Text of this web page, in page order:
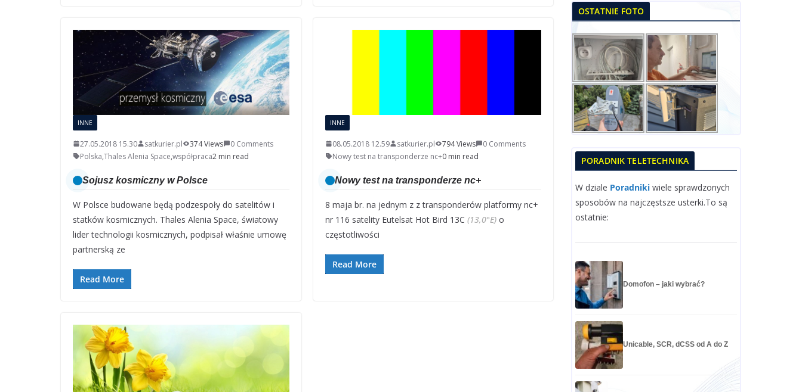
INNE
27.05.2018 15.30 satkurier.pl 374 Views
0 Comments
Polska,Thales Alenia Space,współpraca2 min read
Sojusz kosmiczny w Polsce
W Polsce budowane będą podzespoły do satelitów i
statków kosmicznych. Thales Alenia Space, światowy
lider technologii kosmicznych, podpisał właśnie umowę
partnerską ze
Read More
INNE
08.05.2018 12.59 satkurier.pl 794 Views
0 Comments
Nowy test na transponderze nc+0 min read
Nowy test na transponderze nc+
8 maja br. na jednym z z transponderów platformy nc+
nr 116 satelity Eutelsat Hot Bird 13C (13,0°E)o
częstotliwości
Read More
OSTATNIE FOTO
PORADNIK TELETECHNIKA
W dziale Poradniki wiele sprawdzonych
sposobów na najczęstsze usterki.To są
ostatnie:
Domofon – jaki wybrać?
Unicable, SCR, dCSS od A do Z